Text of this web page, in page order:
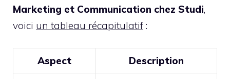
Marketing et Communication chez Studi,
voici un tableau récapitulatif :
Aspect Description